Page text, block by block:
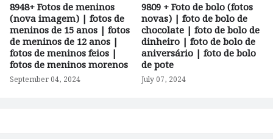
8948+ Fotos de meninos
(nova imagem) | fotos de
meninos de 15 anos | fotos
de meninos de 12 anos |
fotos de meninos feios |
fotos de meninos morenos
September 04, 2024
9809 + Foto de bolo (fotos
novas) | foto de bolo de
chocolate | foto de bolo de
dinheiro | foto de bolo de
aniversário | foto de bolo
de pote
July 07, 2024